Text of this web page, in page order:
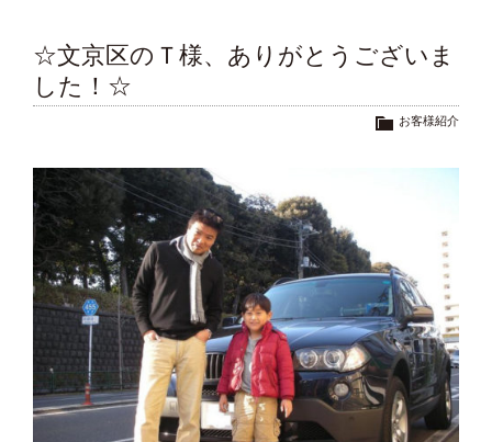
☆文京区のＴ様、ありがとうございま
した！☆
お客様紹介